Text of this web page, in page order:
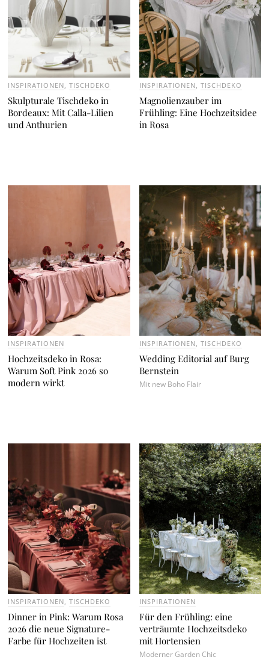
INSPIRATIONEN ,TISCHDEKO
Skulpturale Tischdeko in
Bordeaux: Mit Calla-Lilien
und Anthurien
INSPIRATIONEN TISCHDEKO
Magnolienzauber im
Frühling: Eine Hochzeitsidee
in Rosa
INSPIRATIONEN
Hochzeitsdeko in Rosa:
Warum Soft Pink 2026 so
modern wirkt
INSPIRATIONEN TISCHDEKO
Wedding Editorial auf Burg
Bernstein
Mit new Boho Flair
INSPIRATIONEN ,TISCHDEKO
Dinner in Pink: Warum Rosa
2026 die neue Signature-
Farbe für Hochzeiten ist
INSPIRATIONEN
Für den Frühling: eine
verträumte Hochzeitsdeko
mit Hortensien
Moderner Garden Chic